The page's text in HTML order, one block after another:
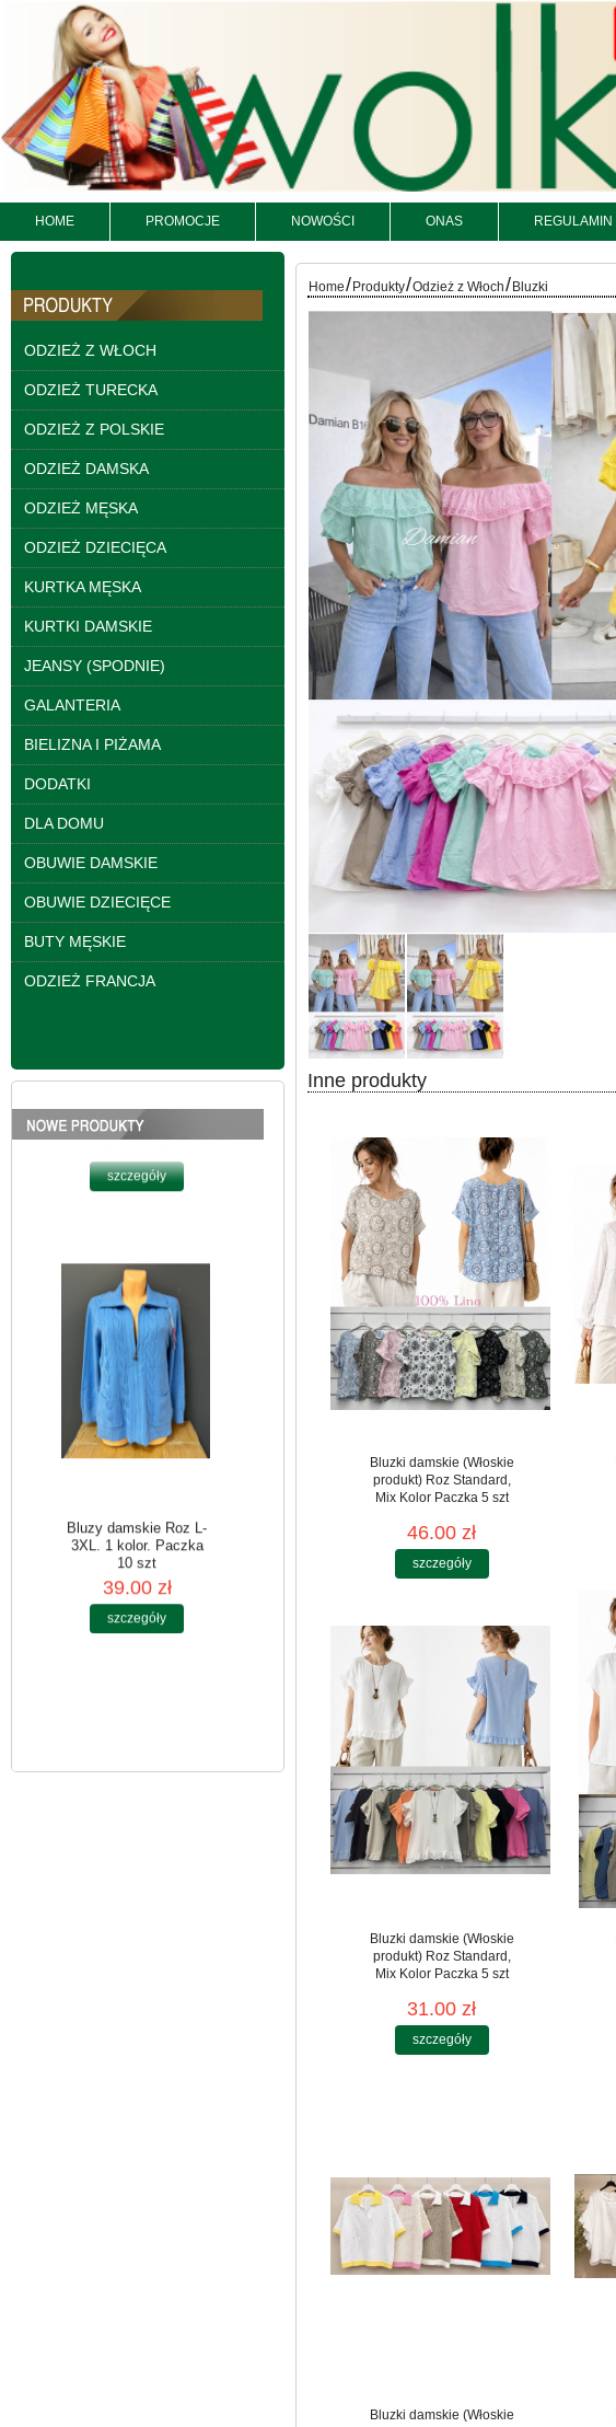
HOME PROMOCJE NOWOŚCI ONAS REGULAMIN
ODZIEŻ Z WŁOCH
ODZIEŻ TURECKA
ODZIEŻ Z POLSKIE
ODZIEŻ DAMSKA
ODZIEŻ MĘSKA
ODZIEŻ DZIECIĘCA
KURTKA MĘSKA
KURTKI DAMSKIE
JEANSY (SPODNIE)
GALANTERIA
BIELIZNA I PIŻAMA
DODATKI
DLA DOMU
OBUWIE DAMSKIE
OBUWIE DZIECIĘCE
BUTY MĘSKIE
ODZIEŻ FRANCJA
3XL. 1 kolor. Paczka
10 szt
szczegóły
3XL. 1 kolor. Paczka
10 szt
szczegóły
Bluzy damskie Roz L-
3XL. 1 kolor. Paczka
10 szt
Bluzy damskie Roz L-
3XL. 1 kolor. Paczka
10 szt
Home/ Produkty/Odzież z Włoch/ Bluzki
Inne produkty
Bluzki damskie (Włoskie
produkt) Roz Standard,
Mix Kolor Paczka 5 szt
46.00 zł
szczegóły
Bluzki damskie (Włoskie
produkt) Roz Standard,
Mix Kolor Paczka 5 szt
31.00 zł
szczegóły
Bluzki damskie (Włoskie